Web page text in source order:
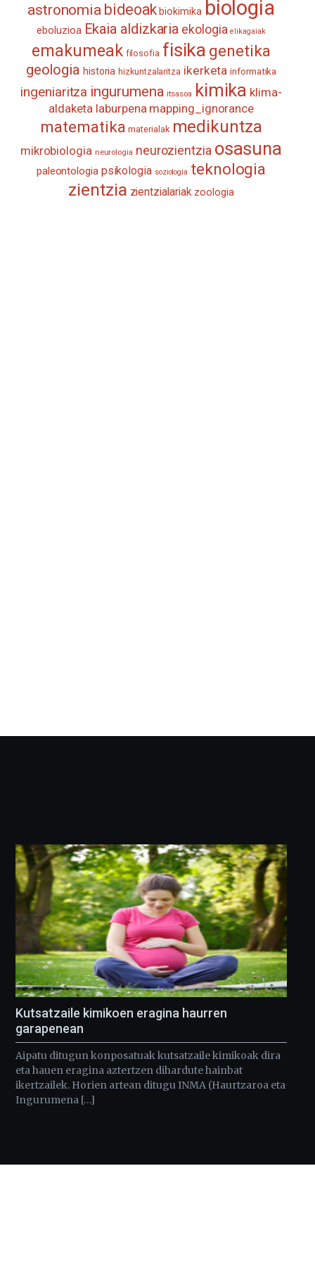
astronomia bideoak biokimika biologia
eboluzioa Ekaia aldizkaria ekologia elikagaiak
emakumeak filosofia fisika genetika
geologia historia hizkuntzalaritza ikerketa informatika
ingeniaritza ingurumena itsasoa kimika klima-
aldaketa laburpena mapping_ignorance
matematika materialak medikuntza
mikrobiologia neurologia neurozientzia osasuna
paleontologia psikologia soziologia teknologia
zientzia zientzialariak zoologia
Kutsatzaile kimikoen eragina haurren
garapenean
Aipatu ditugun konposatuak kutsatzaile kimikoak dira
eta hauen eragina aztertzen dihardute hainbat
ikertzailek. Horien artean ditugu INMA (Haurtzaroa eta
Ingurumena […]